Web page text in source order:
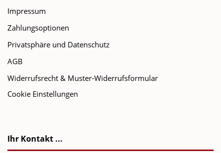
Impressum
Zahlungsoptionen
Privatsphäre und Datenschutz
AGB
Widerrufsrecht & Muster-Widerrufsformular
Cookie Einstellungen
Ihr Kontakt ...